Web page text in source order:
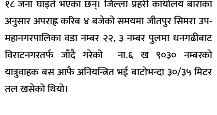
१८ जना घाइते भएका छन्। जिल्ला प्रहरी कार्यालय बाराका
अनुसार अपराह्न करिब ४ बजेको समयमा जीतपुर सिमरा उप-
महानगरपालिका वडा नम्बर २२, ३ नम्बर पुलमा धनगढीबाट
विराटनगरतर्फ जाँदै गरेको ना.६ ख ९०३० नम्बरको
यात्रुवाहक बस आफै अनियन्त्रित भई बाटोभन्दा ३०/३५ मिटर
तल खसेको थियो।